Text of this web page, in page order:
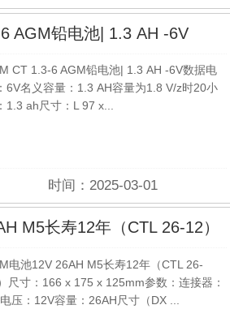
AGM铅电池| 1.3 AH -6V
CT 1.3-6 AGM铅电池| 1.3 AH -6V数据电
6V名义容量：1.3 AH容量为1.8 V/z时20小
1.3 ah尺寸：L 97 x...
时间：2025-03-01
M5长寿12年（CTL 26-12）
电池12V 26AH M5长寿12年（CTL 26-
尺寸：166 x 175 x 125mm参数：连接器：
压：12V容量：26AH尺寸（DX ...